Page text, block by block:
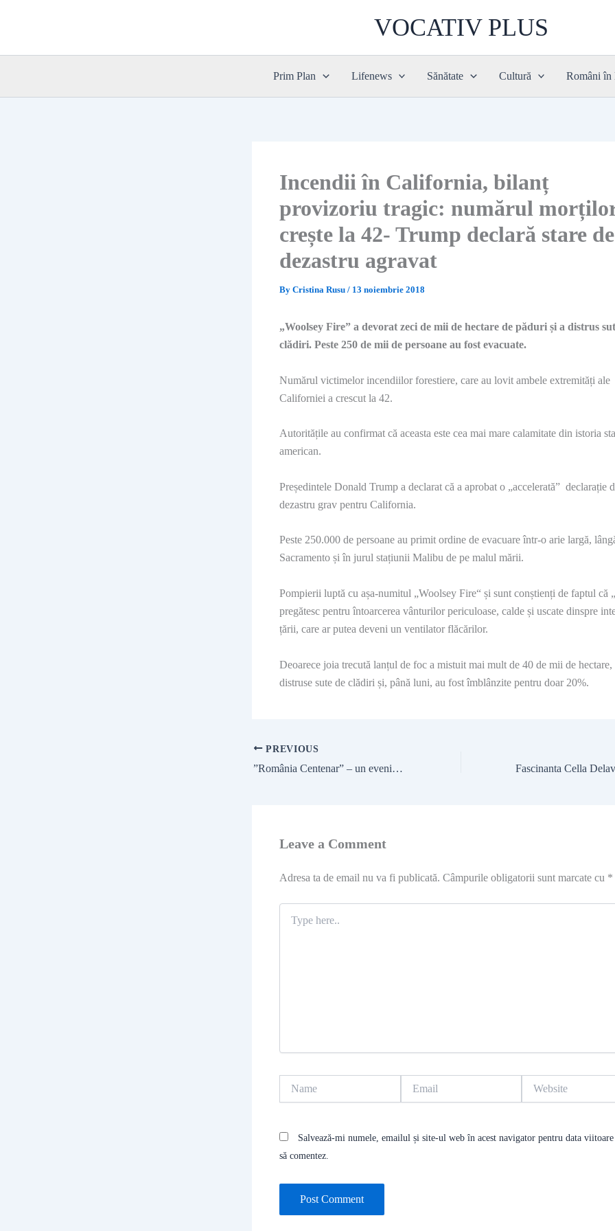
VOCATIV PLUS
Prim Plan Lifenews Sănătate Cultură Români în
Incendii în California, bilanț
provizoriu tragic: numărul
crește la 42- Trump declară stare de
dezastru agravat
By Cristina Rusu / 13 noiembrie 2018
„Woolsey Fire” a devorat zeci de mii de hectare de păduri și a distrus
clădiri. Peste 250 de mii de persoane au fost evacuate.
Numărul victimelor incendiilor forestiere, care au lovit ambele extremități ale
Californiei a crescut la 42.
Autoritățile au confirmat că aceasta este cea mai mare calamitate din istoria
american.
Președintele Donald Trump a declarat că a aprobat o „accelerată” declarație
dezastru grav pentru California.
Peste 250.000 de persoane au primit ordine de evacuare într-o arie largă,
Sacramento și în jurul stațiunii Malibu de pe malul mării.
Pompierii luptă cu așa-numitul „Woolsey Fire“ și sunt conștienți de faptul că
pregătesc pentru întoarcerea vânturilor periculoase, calde și uscate dinspre
țării, care ar putea deveni un ventilator flăcărilor.
Deoarece joia trecută lanțul de foc a mistuit mai mult de 40 de mii de hectare,
distruse sute de clădiri și, până luni, au fost îmblânzite pentru doar 20%.
PREVIOUS
”România Centenar” – un eveniment de excepție la Roma
Leave a Comment
Adresa ta de email nu va fi publicată. Câmpurile obligatorii sunt marcate cu *
here..
Salvează-mi numele, emailul și site-ul web în acest navigator pentru data
să comentez.